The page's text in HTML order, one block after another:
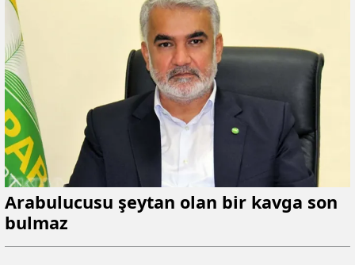
Arabulucusu şeytan olan bir kavga son
bulmaz